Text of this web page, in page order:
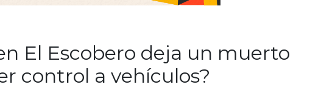
El Escobero deja un muerto
control a vehículos?